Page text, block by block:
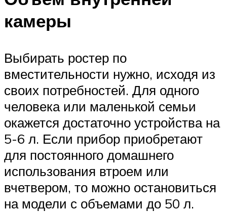
камеры
Выбирать ростер по
вместительности нужно, исходя из
своих потребностей. Для одного
человека или маленькой семьи
окажется достаточно устройства на
5-6 л. Если прибор приобретают
для постоянного домашнего
использования втроем или
вчетвером, то можно остановиться
на модели с объемами до 50 л.